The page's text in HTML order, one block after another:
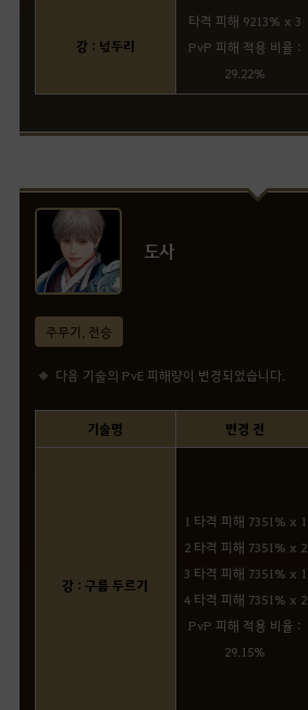
강 : 넋두리
타격 피해 9213% x 3
PvP 피해 적용 비율 :
29.22%
도사
주무기, 전승
다음 기술의 PvE 피해량이 변경되었습니다.
기술명 변경 전
강 : 구름 두르기
1 타격 피해 7351% x 1
2 타격 피해 7351% x 2
3 타격 피해 7351% x 1
4 타격 피해 7351% x 2
PvP 피해 적용 비율 :
29.15%